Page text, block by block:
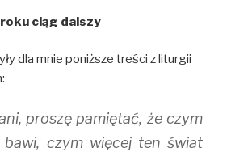
p
s
i
n
i
ciąg dalszy
dla mnie poniższe treści z liturgii
proszę pamiętać, że czym
bawi, czym więcej ten świat